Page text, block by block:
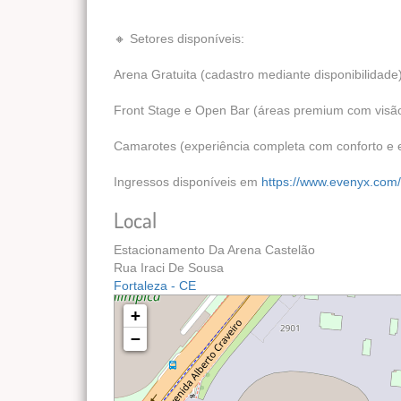
🔸 Setores disponíveis:
Arena Gratuita (cadastro mediante disponibilidade)
Front Stage e Open Bar (áreas premium com
Camarotes (experiência completa com conforto e
Ingressos disponíveis em https://
Local
Estacionamento Da Arena Castelão
Rua Iraci De Sousa
Fortaleza - CE
+
−